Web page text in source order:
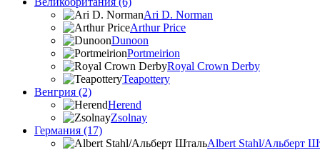
Ari D. Norman
Arthur Price
Dunoon
Portmeirion
Royal Crown Derby
Teapottery
Венгрия (2)
Herend
Zsolnay
Германия (17)
Albert Stahl/Альбеpт